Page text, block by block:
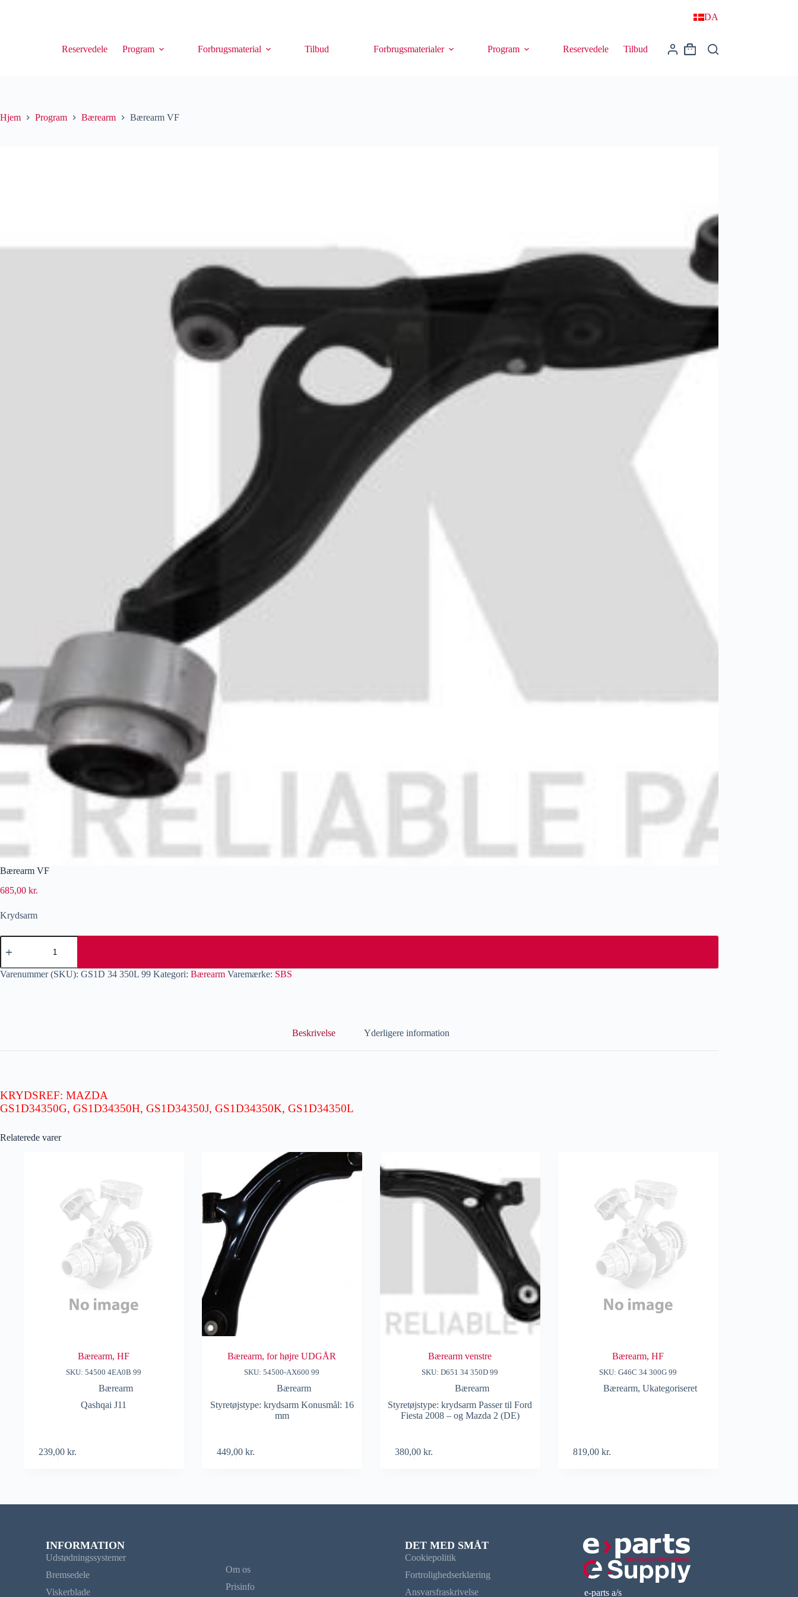
DA
Reservedele Program Forbrugsmaterial Tilbud Forbrugsmaterialer Program Reservedele Tilbud
Hjem Program Bærearm Bærearm VF
Bærearm VF
685,00 kr.
Krydsarm
Varenummer (SKU): GS1D 34 350L 99 Kategori: Bærearm Varemærke: SBS
Beskrivelse Yderligere information
KRYDSREF: MAZDA
­GS1D34350G, ­GS1D34350H, ­GS1D34350J, ­GS1D34350K, ­GS1D34350L
Relaterede varer
Bærearm, HF
SKU: 54500 4EA0B 99
Bærearm
Qashqai J11
239,00kr.
Bærearm, for højre UDGÅR
SKU: 54500-AX600 99
Bærearm
Styretøjstype: krydsarm Konusmål: 16
mm
449,00kr.
Bærearm venstre
SKU: D651 34 350D 99
Bærearm
Styretøjstype: krydsarm Passer til Ford
Fiesta 2008 – og Mazda 2 (DE)
380,00kr.
Bærearm, HF
SKU: G46C 34 300G 99
Bærearm, Ukategoriseret
819,00kr.
INFORMATION
Udstødningssystemer
Bremsedele
Viskerblade
Om os
Prisinfo
DET MED SMÅT
Cookiepolitik
Fortrolighedserklæring
Ansvarsfraskrivelse
e-parts a/s